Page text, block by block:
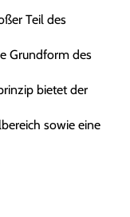
Teil des
Grundform des
bietet der
sowie eine